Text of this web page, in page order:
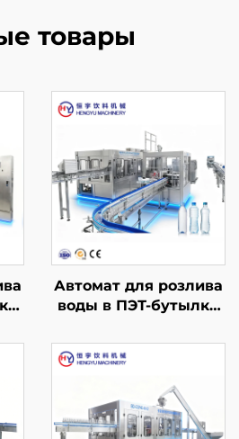
товары
Автомат для розлива
воды в ПЭТ-бутылки